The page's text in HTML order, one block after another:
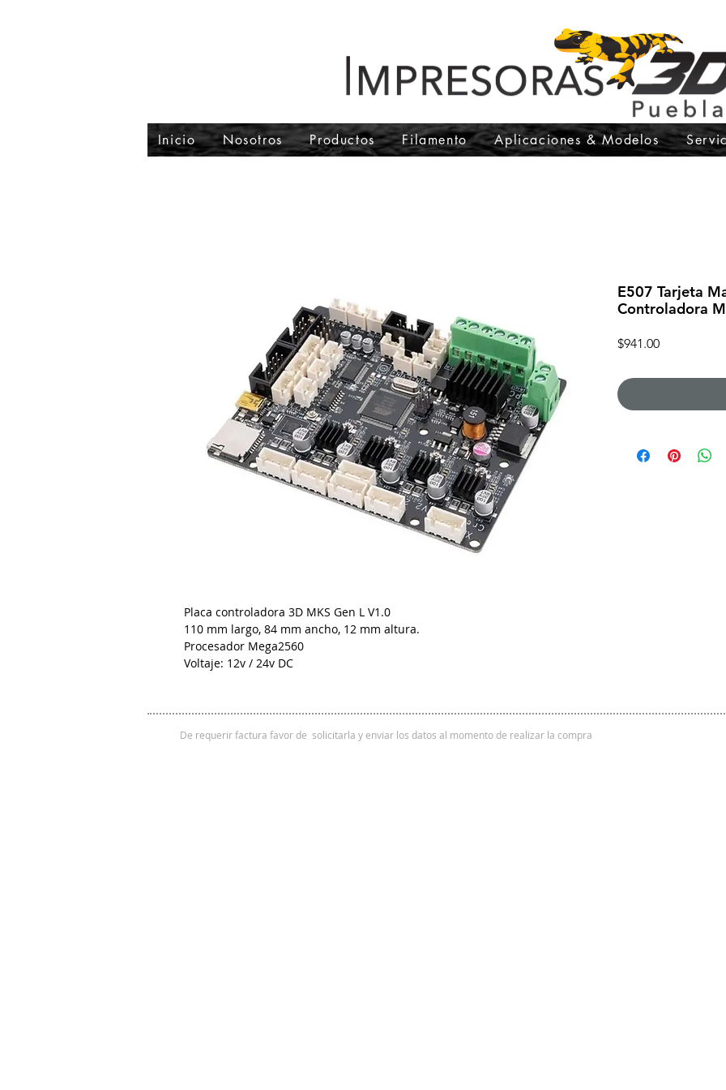
Inicio Nosotros Productos Filamento Aplicaciones & Modelos
Placa controladora 3D MKS Gen L V1.0
110 mm largo, 84 mm ancho, 12 mm altura.
Procesador Mega2560
Voltaje: 12v / 24v DC
E507 Tarjeta
Controladora
$941.00Precio
De requerir factura favor de solicitarla y enviar los datos al momento de realizar la compra